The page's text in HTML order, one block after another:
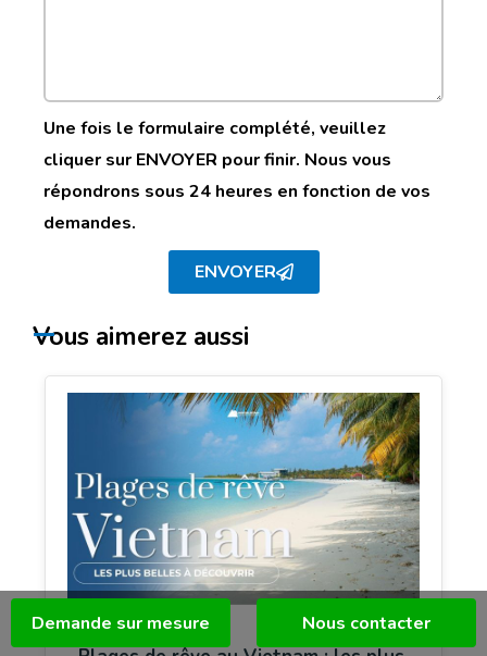
Une fois le formulaire complété, veuillez
cliquer sur ENVOYER pour finir. Nous vous
répondrons sous 24 heures en fonction de vos
demandes.
ENVOYER
Vous aimerez aussi
Demande sur mesure Nous contacter